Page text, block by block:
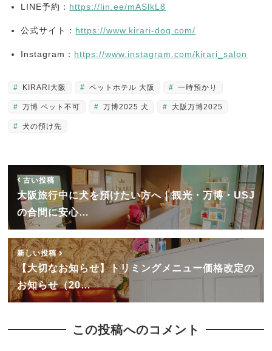
LINE予約： https://lin.ee/mASlkL8
公式サイト： https://www.kirari-dog.com/
Instagram： https://www.instagram.com/kirari_salon
KIRARI大阪 ペットホテル 大阪 一時預かり
万博 ペット不可 万博2025 犬 大阪万博2025
犬の預け先
古い投稿
大阪旅行中に犬を預けたい方へ｜観光・万博・USJ
の合間に安心…
新しい投稿
【大切なお知らせ】トリミングメニュー価格改定の
お知らせ（20…
この投稿へのコメント